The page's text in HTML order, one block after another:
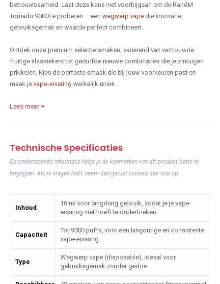
betrouwbaarheid. Laat deze kans niet voorbijgaan om de RandM
Tornado 9000 te proberen – een wegwerp vape die innovatie,
gebruiksgemak en waarde perfect combineert.
Ontdek onze premium selectie smaken, variërend van vertrouwde
fruitige klassiekers tot gedurfde nieuwe combinaties die je zintuigen
prikkelen. Kies de perfecte smaak die bij jouw voorkeuren past en
maak je vape-ervaring werkelijk uniek.
Lees meer
Technische Specificaties
De onderstaande informatie helpt je de kenmerken van dit product beter te
begrijpen. Als je vragen hebt, neem dan gerust contact met ons op.
Inhoud
18 ml voor langdurig gebruik, zodat je je vape-
ervaring niet hoeft te onderbreken.
Capaciteit
Tot 9000 puffs, voor een langdurige en consistente
vape-ervaring.
Type
Wegwerp vape (disposable), ideaal voor
gebruiksgemak zonder gedoe.